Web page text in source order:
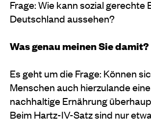
Frage: Wie kann sozial gerechte
Deutschland aussehen?
Was genau meinen Sie damit?
Es geht um die Frage: Können
Menschen auch hierzulande
nachhaltige Ernährung
Beim Hartz-IV-Satz sind nur